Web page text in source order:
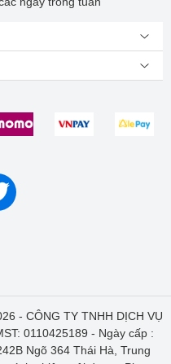
- CÔNG TY TNHH DỊCH VỤ
0110425189 - Ngày cấp :
Ngõ 364 Thái Hà, Trung